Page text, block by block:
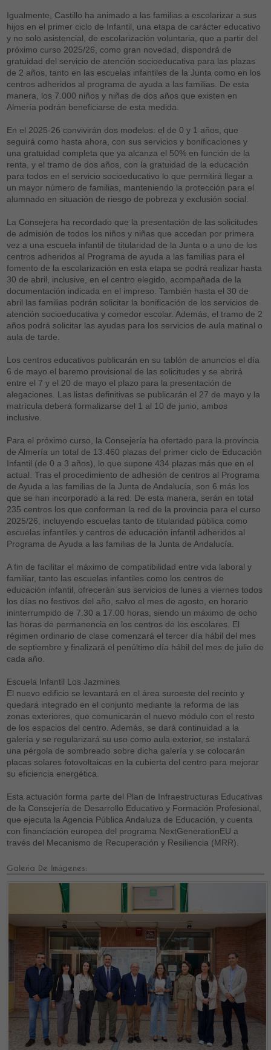
Igualmente, Castillo ha animado a las familias a escolarizar a sus
hijos en el primer ciclo de Infantil, una etapa de carácter educativo
y no solo asistencial, de escolarización voluntaria, que a partir del
próximo curso 2025/26, como gran novedad, dispondrá de
gratuidad del servicio de atención socioeducativa para las plazas
de 2 años, tanto en las escuelas infantiles de la Junta como en los
centros adheridos al programa de ayuda a las familias. De esta
manera, los 7.000 niños y niñas de dos años que existen en
Almería podrán beneficiarse de esta medida.
En el 2025-26 convivirán dos modelos: el de 0 y 1 años, que
seguirá como hasta ahora, con sus servicios y bonificaciones y
una gratuidad completa que ya alcanza el 50% en función de la
renta, y el tramo de dos años, con la gratuidad de la educación
para todos en el servicio socioeducativo lo que permitirá llegar a
un mayor número de familias, manteniendo la protección para el
alumnado en situación de riesgo de pobreza y exclusión social.
La Consejera ha recordado que la presentación de las solicitudes
de admisión de todos los niños y niñas que accedan por primera
vez a una escuela infantil de titularidad de la Junta o a uno de los
centros adheridos al Programa de ayuda a las familias para el
fomento de la escolarización en esta etapa se podrá realizar hasta
30 de abril, inclusive, en el centro elegido, acompañada de la
documentación indicada en el impreso. También hasta el 30 de
abril las familias podrán solicitar la bonificación de los servicios de
atención socioeducativa y comedor escolar. Además, el tramo de 2
años podrá solicitar las ayudas para los servicios de aula matinal o
aula de tarde.
Los centros educativos publicarán en su tablón de anuncios el día
6 de mayo el baremo provisional de las solicitudes y se abrirá
entre el 7 y el 20 de mayo el plazo para la presentación de
alegaciones. Las listas definitivas se publicarán el 27 de mayo y la
matrícula deberá formalizarse del 1 al 10 de junio, ambos
inclusive.
Para el próximo curso, la Consejería ha ofertado para la provincia
de Almería un total de 13.460 plazas del primer ciclo de Educación
Infantil (de 0 a 3 años), lo que supone 434 plazas más que en el
actual. Tras el procedimiento de adhesión de centros al Programa
de Ayuda a las familias de la Junta de Andalucía, son 6 más los
que se han incorporado a la red. De esta manera, serán en total
235 centros los que conforman la red de la provincia para el curso
2025/26, incluyendo escuelas tanto de titularidad pública como
escuelas infantiles y centros de educación infantil adheridos al
Programa de Ayuda a las familias de la Junta de Andalucía.
A fin de facilitar el máximo de compatibilidad entre vida laboral y
familiar, tanto las escuelas infantiles como los centros de
educación infantil, ofrecerán sus servicios de lunes a viernes todos
los días no festivos del año, salvo el mes de agosto, en horario
ininterrumpido de 7.30 a 17.00 horas, siendo un máximo de ocho
las horas de permanencia en los centros de los escolares. El
régimen ordinario de clase comenzará el tercer día hábil del mes
de septiembre y finalizará el penúltimo día hábil del mes de julio de
cada año.
Escuela Infantil Los Jazmines
El nuevo edificio se levantará en el área suroeste del recinto y
quedará integrado en el conjunto mediante la reforma de las
zonas exteriores, que comunicarán el nuevo módulo con el resto
de los espacios del centro. Además, se dará continuidad a la
galería y se regularizará su uso como aula exterior, se instalará
una pérgola de sombreado sobre dicha galería y se colocarán
placas solares fotovoltaicas en la cubierta del centro para mejorar
su eficiencia energética.
Esta actuación forma parte del Plan de Infraestructuras Educativas
de la Consejería de Desarrollo Educativo y Formación Profesional,
que ejecuta la Agencia Pública Andaluza de Educación, y cuenta
con financiación europea del programa NextGenerationEU a
través del Mecanismo de Recuperación y Resiliencia (MRR).
Galería De Imágenes: